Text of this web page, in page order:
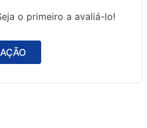
o primeiro a avaliá-lo!